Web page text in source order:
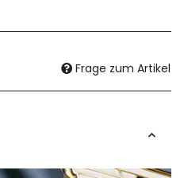
Frage zum Artikel